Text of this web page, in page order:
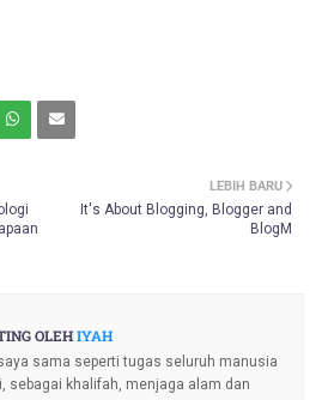
LEBIH BARU
It's About Blogging, Blogger and
BlogM
OLEHIYAH
sama seperti tugas seluruh manusia
sebagai khalifah, menjaga alam dan